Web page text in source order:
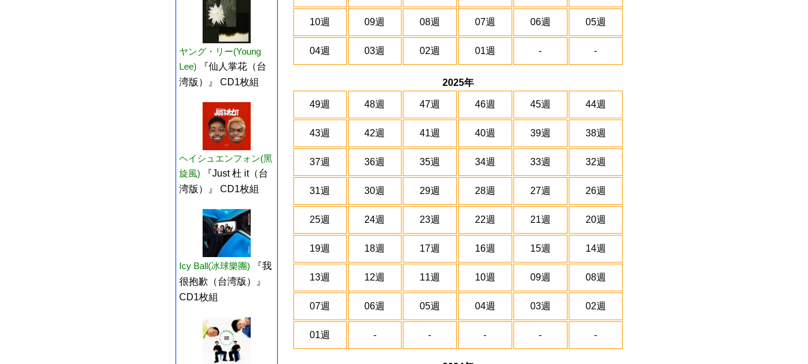
ヤング・リー(Young
Lee)
『仙人掌花（台
湾版）』 CD1枚組
ヘイシュエンフォン(黑
旋風)
『Just 杜 it（台
湾版）』 CD1枚組
Icy Ball(冰球樂團)
『我
很抱歉（台湾版）』
CD1枚組
10週 09週 08週 07週 06週 05週
04週 03週 02週 01週 - -
2025年
49週 48週 47週 46週 45週 44週
43週 42週 41週 40週 39週 38週
37週 36週 35週 34週 33週 32週
31週 30週 29週 28週 27週 26週
25週 24週 23週 22週 21週 20週
19週 18週 17週 16週 15週 14週
13週 12週 11週 10週 09週 08週
07週 06週 05週 04週 03週 02週
01週 - - - - -